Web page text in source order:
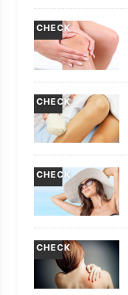
CHECK
CHECK
CHECK
CHECK